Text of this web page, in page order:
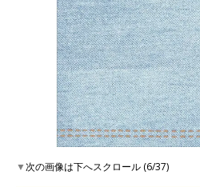
▼次の画像は下へスクロール (6/37)